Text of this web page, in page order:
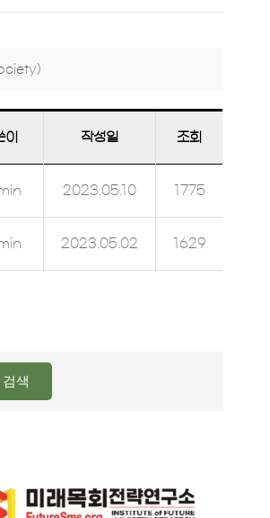
이 작성일 조회
2023.05.10 1775
2023.05.02 1629
검색